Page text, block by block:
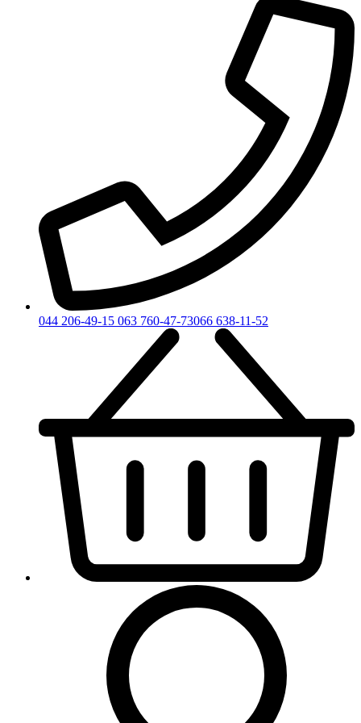
044 206-49-15 063 760-47-73066 638-11-52